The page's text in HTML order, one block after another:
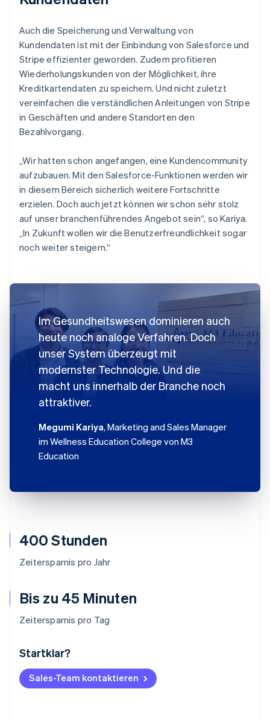
400 Stunden
Zeitersparnis pro Jahr
Bis zu 45 Minuten
Zeitersparnis pro Tag
Startklar?
Sales-Team kontaktieren
Auch die Speicherung und Verwaltung von
Kundendaten ist mit der Einbindung von Salesforce und
Stripe effizienter geworden. Zudem profitieren
Wiederholungskunden von der Möglichkeit, ihre
Kreditkartendaten zu speichern. Und nicht zuletzt
vereinfachen die verständlichen Anleitungen von Stripe
in Geschäften und andere Standorten den
Bezahlvorgang.
„Wir hatten schon angefangen, eine Kundencommunity
aufzubauen. Mit den Salesforce-Funktionen werden wir
in diesem Bereich sicherlich weitere Fortschritte
erzielen. Doch auch jetzt können wir schon sehr stolz
auf unser branchenführendes Angebot sein“, so Kariya.
„In Zukunft wollen wir die Benutzerfreundlichkeit sogar
noch weiter steigern.“
Im Gesundheitswesen dominieren auch
heute noch analoge Verfahren. Doch
unser System überzeugt mit
modernster Technologie. Und die
macht uns innerhalb der Branche noch
attraktiver.
Megumi Kariya, Marketing and Sales Manager
im Wellness Education College von M3
Education
Australien
Belgien
NederlandsFrançaisDeutschEnglish